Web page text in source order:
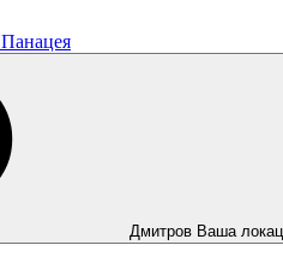
Панацея
Дмитров Ваша